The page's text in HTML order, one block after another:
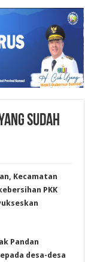
SUDAH
Kecamatan
PKK
Pandan
desa-desa